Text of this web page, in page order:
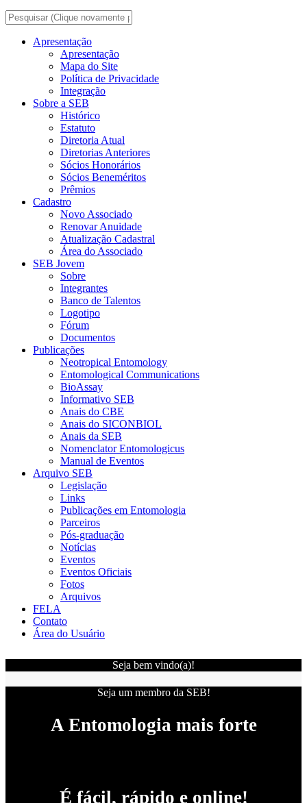
Apresentação
Apresentação
Mapa do Site
Política de Privacidade
Integração
Sobre a SEB
Histórico
Estatuto
Diretoria Atual
Diretorias Anteriores
Sócios Honorários
Sócios Beneméritos
Prêmios
Cadastro
Novo Associado
Renovar Anuidade
Atualização Cadastral
Área do Associado
SEB Jovem
Sobre
Integrantes
Banco de Talentos
Logotipo
Fórum
Documentos
Publicações
Neotropical Entomology
Entomological Communications
BioAssay
Informativo SEB
Anais do CBE
Anais do SICONBIOL
Anais da SEB
Nomenclator Entomologicus
Manual de Eventos
Arquivo SEB
Legislação
Links
Publicações em Entomologia
Parceiros
Pós-graduação
Notícias
Eventos
Eventos Oficiais
Fotos
Arquivos
FELA
Contato
Área do Usuário
Seja bem vindo(a)!
Seja um membro da SEB!
A Entomologia mais forte
É fácil, rápido e online!